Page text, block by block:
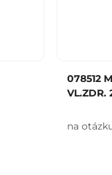
078512
VL.ZDR.
na